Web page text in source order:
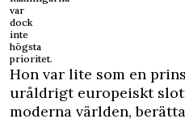
var
dock
inte
högsta
prioritet.
Hon var lite som en
uråldrigt europeiskt
moderna världen,